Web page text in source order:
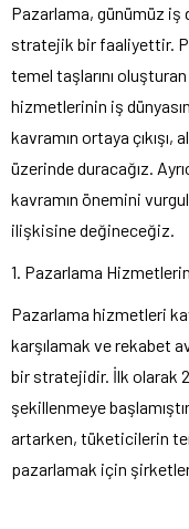
Pazarlama, günümüz iş
stratejik bir faaliyettir.
temel taşlarını
hizmetlerinin iş
kavramın ortaya çıkışı,
üzerinde duracağız.
kavramın önemini
ilişkisine değineceğiz.
1. Pazarlama
Pazarlama hizmetleri
karşılamak ve rekabet
bir stratejidir. İlk olarak
şekillenmeye
artarken, tüketicilerin
pazarlamak için